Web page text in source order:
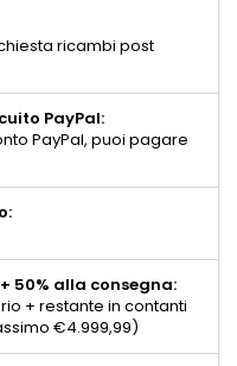
ricambi post
PayPal:
PayPal, puoi pagare
50% alla consegna:
+ restante in contanti
€4.999,99)